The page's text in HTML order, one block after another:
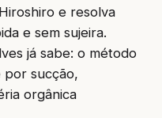
e resolva
e sem sujeira.
já sabe: o método
por sucção,
orgânica